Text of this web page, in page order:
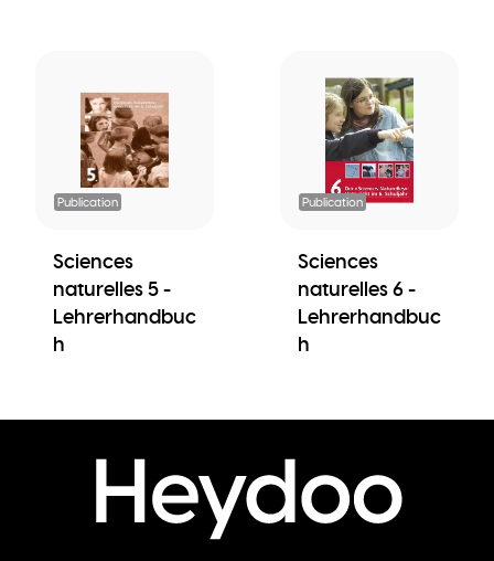
Publication
Sciences
naturelles 5 -
Lehrerhandbuc
h
Publication
Sciences
naturelles 6 -
Lehrerhandbuc
h